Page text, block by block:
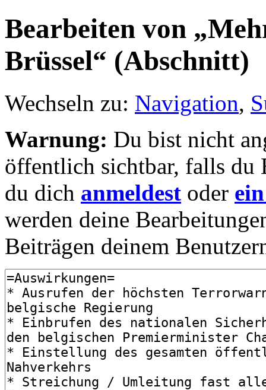
Bearbeiten von
Brüssel“ (Abschnitt)
Wechseln zu: Navigation,
Warnung: Du bist nicht
öffentlich sichtbar, falls du
du dich anmeldest oder
werden deine
Beiträgen deinem